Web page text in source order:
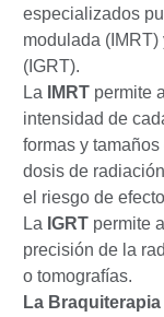
especializados
modulada
(IGRT).
La
IMRT permite
intensidad de
formas y
dosis de
el riesgo de
La IGRT permite
precisión de la
o tomografías.
La Braquiterapia